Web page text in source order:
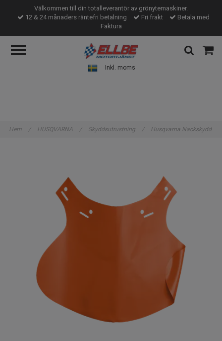
Välkommen till din totalleverantör av grönytemaskiner.
12 & 24 månaders räntefri betalning
Fri frakt
Betala med
Faktura
Inkl. moms
Hem / HUSQVARNA / Skyddsutrustning / Husqvarna Nackskydd